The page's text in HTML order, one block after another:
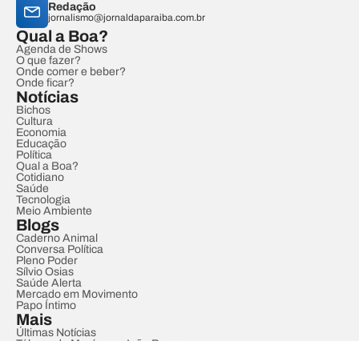
Redação
jornalismo@jornaldaparaiba.com.br
Qual a Boa?
Agenda de Shows
O que fazer?
Onde comer e beber?
Onde ficar?
Notícias
Bichos
Cultura
Economia
Educação
Política
Qual a Boa?
Cotidiano
Saúde
Tecnologia
Meio Ambiente
Blogs
Caderno Animal
Conversa Política
Pleno Poder
Sílvio Osias
Saúde Alerta
Mercado em Movimento
Papo Íntimo
Mais
Últimas Notícias